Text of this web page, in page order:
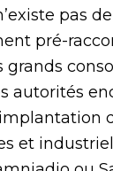
pas
pré-
grands
autorités
et